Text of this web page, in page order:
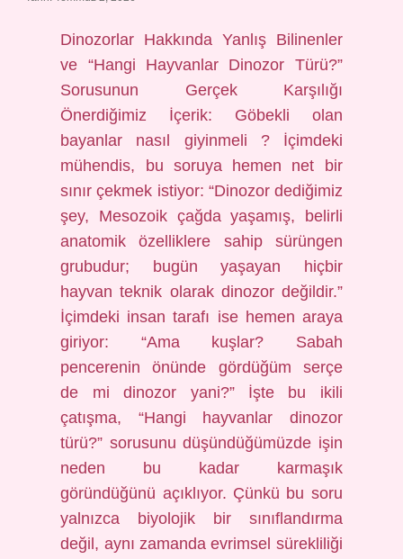
Dinozorlar Hakkında Yanlış Bilinenler
ve “Hangi Hayvanlar Dinozor Türü?”
Sorusunun Gerçek Karşılığı
Önerdiğimiz İçerik: Göbekli olan
bayanlar nasıl giyinmeli ? İçimdeki
mühendis, bu soruya hemen net bir
sınır çekmek istiyor: “Dinozor dediğimiz
şey, Mesozoik çağda yaşamış, belirli
anatomik özelliklere sahip sürüngen
grubudur; bugün yaşayan hiçbir
hayvan teknik olarak dinozor değildir.”
İçimdeki insan tarafı ise hemen araya
giriyor: “Ama kuşlar? Sabah
pencerenin önünde gördüğüm serçe
de mi dinozor yani?” İşte bu ikili
çatışma, “Hangi hayvanlar dinozor
türü?” sorusunu düşündüğümüzde işin
neden bu kadar karmaşık
göründüğünü açıklıyor. Çünkü bu soru
yalnızca biyolojik bir sınıflandırma
değil, aynı zamanda evrimsel sürekliliği